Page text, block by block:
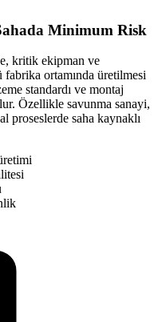
Minimum Risk
kritik ekipman ve
ortamında üretilmesi
standardı ve montaj
Özellikle savunma sanayi,
proseslerde saha kaynaklı